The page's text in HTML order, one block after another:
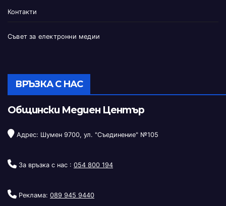
Контакти
Съвет за електронни медии
ВРЪЗКА С НАС
Общински Медиен Център
Адрес: Шумен 9700, ул. "Съединение" №105
За връзка с нас : 054 800 194
Реклама: 089 945 9440